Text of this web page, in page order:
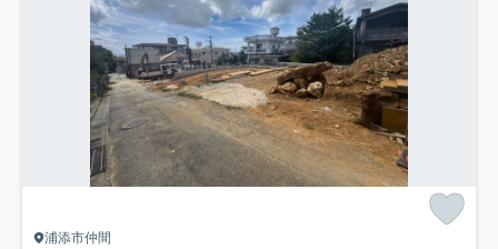
浦添市仲間